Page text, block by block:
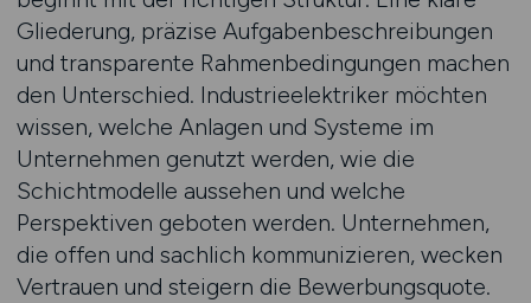
Gliederung, präzise Aufgabenbeschreibungen
und transparente Rahmenbedingungen machen
den Unterschied. Industrieelektriker möchten
wissen, welche Anlagen und Systeme im
Unternehmen genutzt werden, wie die
Schichtmodelle aussehen und welche
Perspektiven geboten werden. Unternehmen,
die offen und sachlich kommunizieren, wecken
Vertrauen und steigern die Bewerbungsquote.